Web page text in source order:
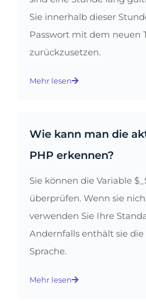
Sie innerhalb dieser
Passwort mit dem neuen
zurückzusetzen.
Mehr lesen
Wie kann man die
PHP erkennen?
Sie können die Variable
überprüfen. Wenn sie
verwenden Sie Ihre
Andernfalls enthält sie
Sprache.
Mehr lesen